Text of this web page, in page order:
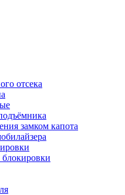
отсека
замком капота
блокировки